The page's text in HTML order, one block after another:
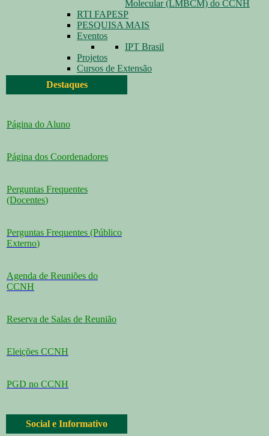
Molecular (LMBCM) do CCNH
RTI FAPESP
PESQUISA MAIS
Eventos
IPT Brasil
Projetos
Cursos de Extensão
Destaques
Página do Aluno
Página dos Coordenadores
Perguntas Frequentes
(Docentes)
Perguntas Frequentes (Público
Externo)
Agenda de Reuniões do
CCNH
Reserva de Salas de Reunião
Eleições CCNH
PGD no CCNH
Social e Informativo